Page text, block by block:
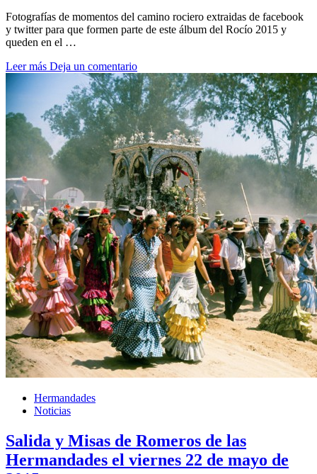
Fotografías de momentos del camino rociero extraidas de facebook
y twitter para que formen parte de este álbum del Rocío 2015 y
queden en el …
Leer más Deja un comentario
Hermandades
Noticias
Salida y Misas de Romeros de las
Hermandades el viernes 22 de mayo de